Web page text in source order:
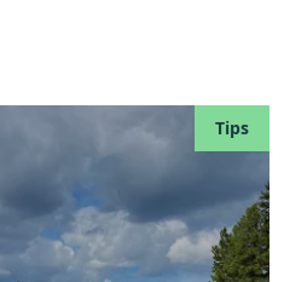
Tips